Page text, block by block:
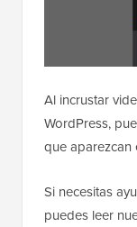
Al incrustar
WordPress,
que aparezcan
Si necesitas
puedes leer